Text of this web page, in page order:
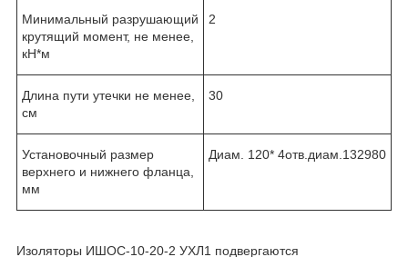
Минимальный разрушающий
крутящий момент, не менее,
кН*м
2
Длина пути утечки не менее,
см
30
Установочный размер
верхнего и нижнего фланца,
мм
Диам. 120* 4отв.диам.132980
Изоляторы ИШОС-10-20-2 УХЛ1 подвергаются